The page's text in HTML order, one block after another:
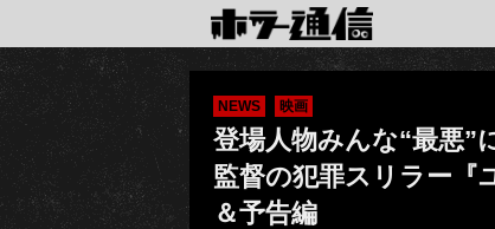
NEWS 映画
登場人物みんな“最悪
監督の犯罪スリラー『
＆予告編